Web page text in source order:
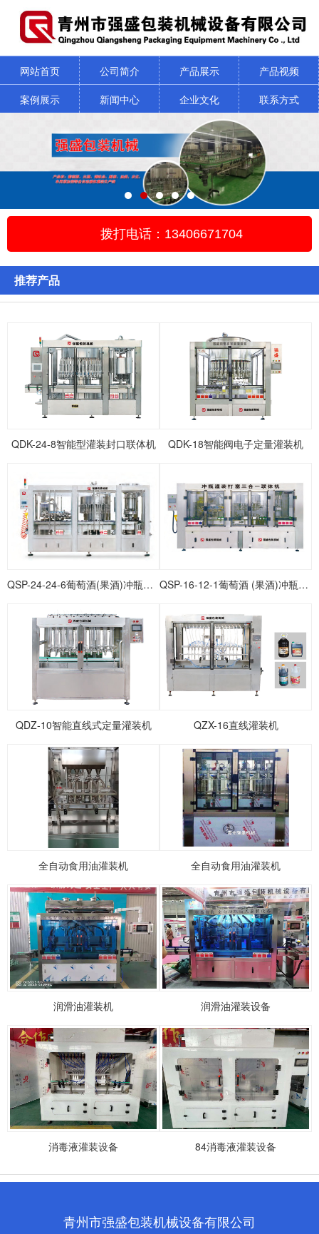
网站首页 公司简介 产品展示
产品视频
案例展示
新闻中心 企业文化 联系方式
拨打电话：13406671704
推荐产品
QDK-24-8智能型灌装封口联体机 QDK-18智能阀电子定量灌装机
QSP-24-24-6葡萄酒(果酒)冲瓶灌装打塞联体机 QSP-16-12-1葡萄酒 (果酒)冲瓶灌装打塞联体机
QDZ-10智能直线式定量灌装机 QZX-16直线灌装机
全自动食用油灌装机 全自动食用油灌装机
润滑油灌装机 润滑油灌装设备
消毒液灌装设备 84消毒液灌装设备
青州市强盛包装机械设备有限公司